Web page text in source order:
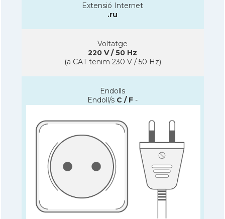
Extensió Internet
.ru
Voltatge
220 V / 50 Hz
(a CAT tenim 230 V / 50 Hz)
Endolls
Endoll/s C / F -